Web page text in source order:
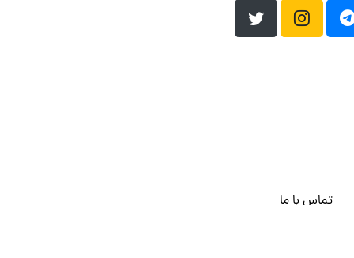
تماس با ما